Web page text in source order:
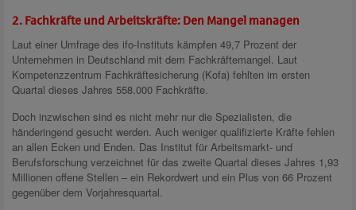
2. Fachkräfte und Arbeitskräfte: Den Mangel managen
Laut einer Umfrage des ifo-Instituts kämpfen 49,7 Prozent der
Unternehmen in Deutschland mit dem Fachkräftemangel. Laut
Kompetenzzentrum Fachkräftesicherung (Kofa) fehlten im ersten
Quartal dieses Jahres 558.000 Fachkräfte.
Doch inzwischen sind es nicht mehr nur die Spezialisten, die
händeringend gesucht werden. Auch weniger qualifizierte Kräfte fehlen
an allen Ecken und Enden. Das Institut für Arbeitsmarkt- und
Berufsforschung verzeichnet für das zweite Quartal dieses Jahres 1,93
Millionen offene Stellen – ein Rekordwert und ein Plus von 66 Prozent
gegenüber dem Vorjahresquartal.